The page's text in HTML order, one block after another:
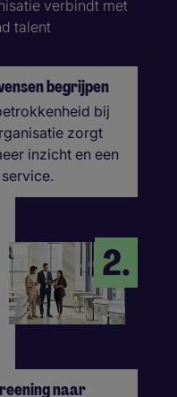
verbindt met
talent
begrijpen
bij
zorgt
inzicht en een
2.
naar